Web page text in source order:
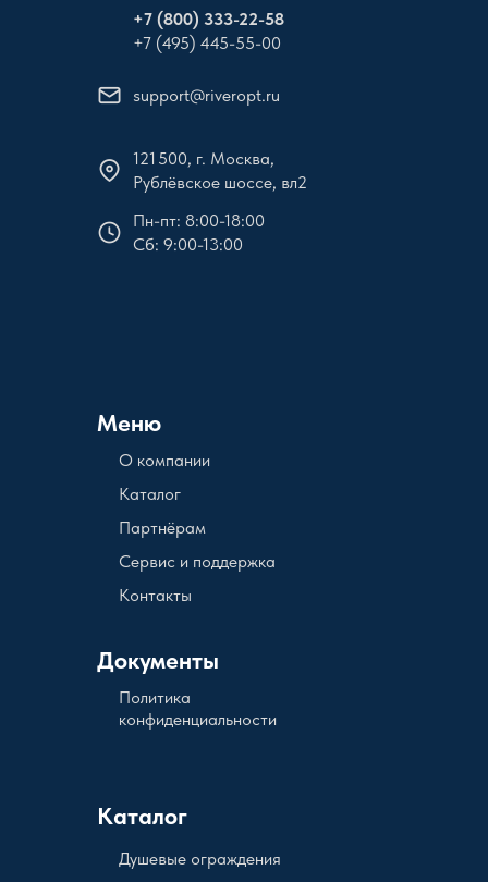
+7 (800) 333-22-58
+7 (495) 445-55-00
support@riveropt.ru
Меню
121 500, г. Москва,
Рублёвское шоссе, вл2
О компании
Документы
Пн-пт: 8:00-18:00
Сб: 9:00-13:00
Каталог
Политика
конфиденциальности
Партнёрам
Сервис и поддержка
Контакты
Каталог
Душевые ограждения